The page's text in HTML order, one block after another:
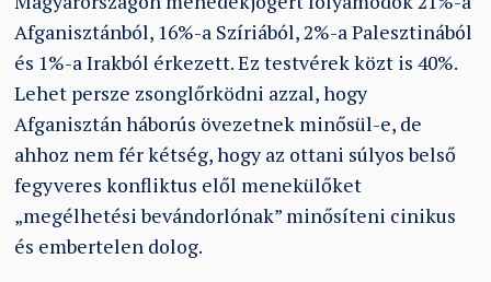
Afganisztánból, 16%-a Szíriából, 2%-a Palesztinából
és 1%-a Irakból érkezett. Ez testvérek közt is 40%.
Lehet persze zsonglőrködni azzal, hogy
Afganisztán háborús övezetnek minősül-e, de
ahhoz nem fér kétség, hogy az ottani súlyos belső
fegyveres konfliktus elől menekülőket
„megélhetési bevándorlónak” minősíteni cinikus
és embertelen dolog.